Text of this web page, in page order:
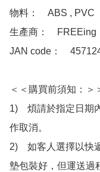
物料：　ABS , PVC
生產商：　FREEing
JAN code：　
＜＜購買前須知：＞
1)　煩請於指定日期
作取消。
2)　如客人選擇以快
墊包裝好，但運送過